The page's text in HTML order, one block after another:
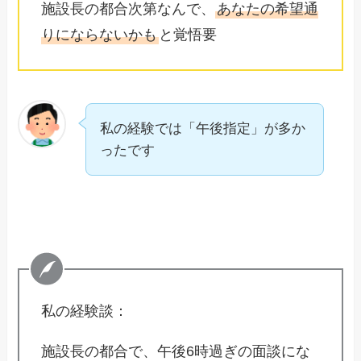
施設長の都合次第なんで、あなたの希望通
りにならないかも と覚悟要
私の経験では「午後指定」が多か
ったです
私の経験談：
施設長の都合で、午後6時過ぎの面談にな